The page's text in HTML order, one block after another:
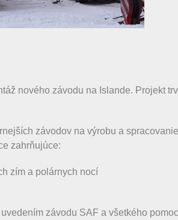
nového závodu na Islande. Projekt
závodov na výrobu a
zahrňujúce:
zím a polárnych nocí
závodu SAF a všetkého